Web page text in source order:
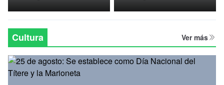
Política
Regional
Cultura Ver más